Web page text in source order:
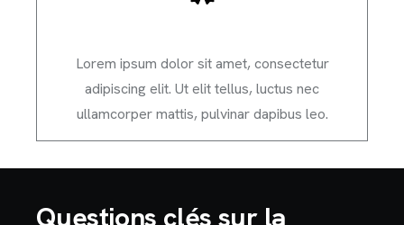
Lorem ipsum dolor sit amet, consectetur
adipiscing elit. Ut elit tellus, luctus nec
ullamcorper mattis, pulvinar dapibus leo.
Questions clés sur la